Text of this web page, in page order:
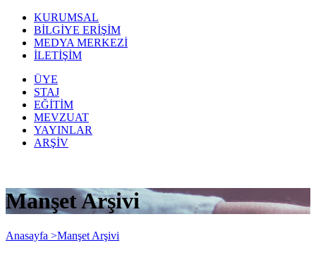
KURUMSAL
BİLGİYE ERİŞİM
MEDYA MERKEZİ
İLETİŞİM
ÜYE
STAJ
EĞİTİM
MEVZUAT
YAYINLAR
ARŞİV
Manşet Arşivi
Anasayfa >Manşet Arşivi